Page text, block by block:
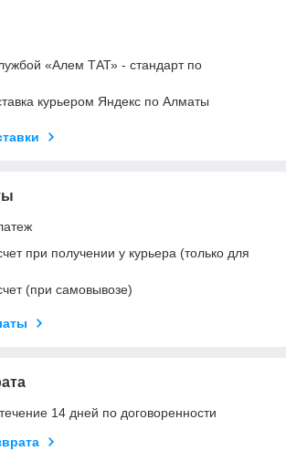
«Алем ТАТ» - стандарт по
курьером Яндекс по Алматы
при получении у курьера (только для
(при самовывозе)
14 дней по договоренности